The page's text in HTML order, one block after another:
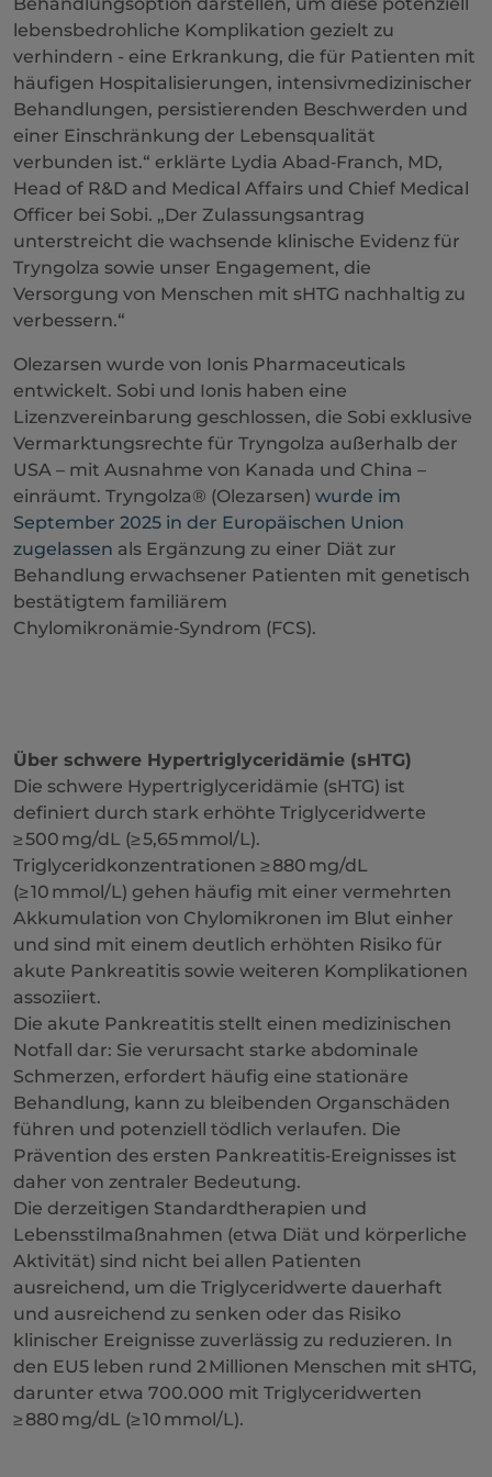
lebensbedrohliche Komplikation gezielt zu
verhindern - eine Erkrankung, die für Patienten mit
häufigen Hospitalisierungen, intensivmedizinischer
Behandlungen, persistierenden Beschwerden und
einer Einschränkung der Lebensqualität
verbunden ist.“ erklärte Lydia Abad‑Franch, MD,
Head of R&D and Medical Affairs und Chief Medical
Officer bei Sobi. „Der Zulassungsantrag
unterstreicht die wachsende klinische Evidenz für
Tryngolza sowie unser Engagement, die
Versorgung von Menschen mit sHTG nachhaltig zu
verbessern.“
Olezarsen wurde von Ionis Pharmaceuticals
entwickelt. Sobi und Ionis haben eine
Lizenzvereinbarung geschlossen, die Sobi exklusive
Vermarktungsrechte für Tryngolza außerhalb der
USA – mit Ausnahme von Kanada und China –
einräumt. Tryngolza® (Olezarsen) wurde im
September 2025 in der Europäischen Union
zugelassen als Ergänzung zu einer Diät zur
Behandlung erwachsener Patienten mit genetisch
bestätigtem familiärem
Chylomikronämie‑Syndrom (FCS).
Über schwere Hypertriglyceridämie (sHTG)
Die schwere Hypertriglyceridämie (sHTG) ist
definiert durch stark erhöhte Triglyceridwerte
≥ 500 mg/dL (≥ 5,65 mmol/L).
Triglyceridkonzentrationen ≥ 880 mg/dL
(≥ 10 mmol/L) gehen häufig mit einer vermehrten
Akkumulation von Chylomikronen im Blut einher
und sind mit einem deutlich erhöhten Risiko für
akute Pankreatitis sowie weiteren Komplikationen
assoziiert.
Die akute Pankreatitis stellt einen medizinischen
Notfall dar: Sie verursacht starke abdominale
Schmerzen, erfordert häufig eine stationäre
Behandlung, kann zu bleibenden Organschäden
führen und potenziell tödlich verlaufen. Die
Prävention des ersten Pankreatitis‑Ereignisses ist
daher von zentraler Bedeutung.
Die derzeitigen Standardtherapien und
Lebensstilmaßnahmen (etwa Diät und körperliche
Aktivität) sind nicht bei allen Patienten
ausreichend, um die Triglyceridwerte dauerhaft
und ausreichend zu senken oder das Risiko
klinischer Ereignisse zuverlässig zu reduzieren. In
den EU5 leben rund 2 Millionen Menschen mit sHTG,
darunter etwa 700.000 mit Triglyceridwerten
≥ 880 mg/dL (≥ 10 mmol/L).